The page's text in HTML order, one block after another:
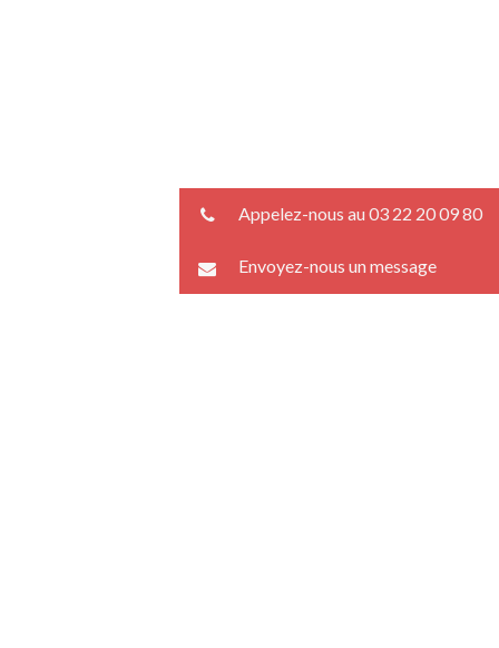
Appelez-nous au 03 22 20 09 80
Envoyez-nous un message